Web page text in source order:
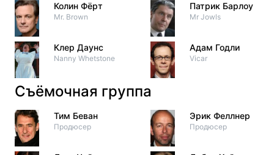
Колин Фёрт
Mr. Brown
Клер Даунс
Nanny Whetstone
Патрик Барлоу
Mr Jowls
Адам Годли
Vicar
Съёмочная группа
Тим Беван
Продюсер
Эрик Феллнер
Продюсер